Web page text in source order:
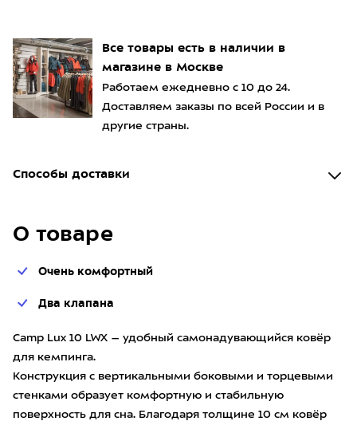
Все товары есть в наличии в
магазине в Москве
Работаем ежедневно с 10 до 24.
Доставляем заказы по всей России и в
другие страны.
Способы доставки
О товаре
Очень комфортный
Два клапана
Camp Lux 10 LWX – удобный самонадувающийся ковёр
для кемпинга.
Конструкция с вертикальными боковыми и торцевыми
стенками образует комфортную и стабильную
поверхность для сна. Благодаря толщине 10 см ковёр